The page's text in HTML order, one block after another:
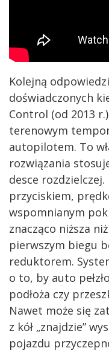
Kolejną
doświadczonych
Control (od 2013
terenowym
autopilotem. To
rozwiązania
desce rozdzielczej.
przyciskiem,
wspomnianym
znacząco niższa
pierwszym biegu
reduktorem.
o to, by auto
podłoża czy
Nawet może się
z kół „znajdzie”
pojazdu